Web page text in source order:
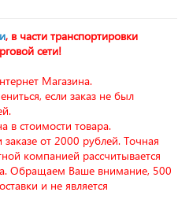
, в части транспортировки
сети!
Магазина.
если заказ не был
в стоимости товара.
от 2000 рублей. Точная
компанией рассчитывается
Обращаем Ваше внимание, 500
и не является